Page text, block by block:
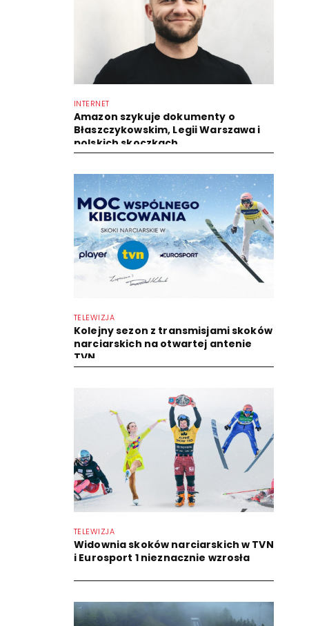
INTERNET
Amazon szykuje dokumenty o
Błaszczykowskim, Legii Warszawa i
polskich skoczkach
TELEWIZJA
Kolejny sezon z transmisjami skoków
narciarskich na otwartej antenie
TVN
TELEWIZJA
Widownia skoków narciarskich w TVN
i Eurosport 1 nieznacznie wzrosła